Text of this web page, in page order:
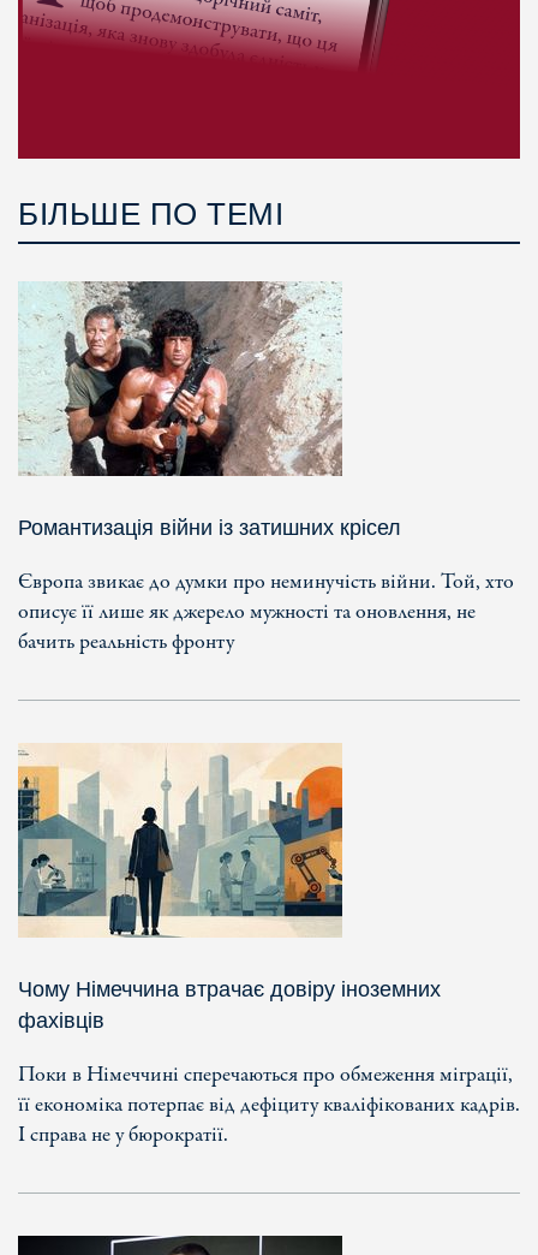
БІЛЬШЕ ПО ТЕМІ
Романтизація війни із затишних крісел
Європа звикає до думки про неминучість війни. Той, хто
описує її лише як джерело мужності та оновлення, не
бачить реальність фронту
Чому Німеччина втрачає довіру іноземних
фахівців
Поки в Німеччині сперечаються про обмеження міграції,
її економіка потерпає від дефіциту кваліфікованих кадрів.
І справа не у бюрократії.